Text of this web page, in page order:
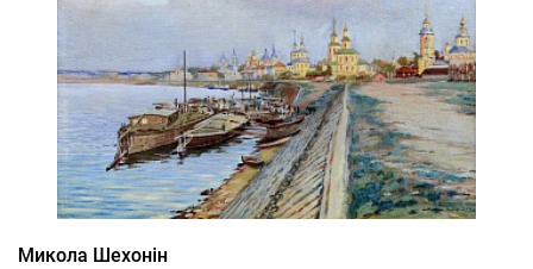
Микола Шехонін